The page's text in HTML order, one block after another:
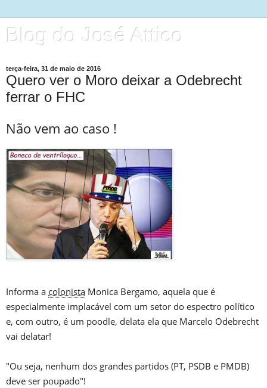
Blog do José Attico
terça-feira, 31 de maio de 2016
Quero ver o Moro deixar a Odebrecht
ferrar o FHC
Não vem ao caso !
Informa a colonista Monica Bergamo, aquela que é
especialmente implacável com um setor do espectro político
e, com outro, é um poodle, delata ela que Marcelo Odebrecht
vai delatar!
"Ou seja, nenhum dos grandes partidos (PT, PSDB e PMDB)
deve ser poupado"!